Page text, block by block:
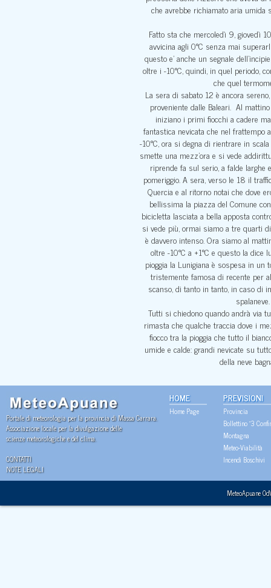
che avrebbe richiamato aria umida
Fatto sta che mercoledì 9, giovedì
avvicina agli 0°C senza mai
questo e’ anche un segnale
oltre i -10°C, quindi, in quel periodo,
che quel
La sera di sabato 12 è ancora
proveniente dalle Baleari. Al
iniziano i primi fiocchi a cadere
fantastica nevicata che nel frattempo
-10°C, ora si degna di rientrare in
smette una mezz’ora e si vede
riprende fa sul serio, a falde larghe
pomeriggio. A sera, verso le 18 il
Quercia e al ritorno notai che dove
bellissima la piazza del Comune
bicicletta lasciata a bella apposta
si vede più, ormai siamo a tre quarti
è davvero intenso. Ora siamo al
oltre -10°C a +1°C e questo la
pioggia la Lunigiana è sospesa in
tristemente famosa di recente per
scanso, di tanto in tanto, in caso di
Tutti si chiedono quando andrà via
rimasta che qualche traccia dove i
fiocco tra la pioggia che tutto il
umide e calde: grandi nevicate su
della neve
Portale di meteorologia per la provincia di Massa Carrara.
Associazione locale per la divulgazione delle
scienze meteorologiche e del clima.
CONTATTI
NOTE LEGALI
HOME
Home Page
PREVISIONI
Provincia
Bollettino "3
Montagna
Meteo-Viabilità
Incendi Boschivi
MeteoApuane